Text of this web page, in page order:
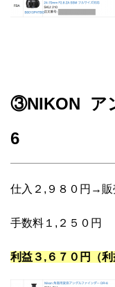
③NIKON ア
6
仕入２,９８０円→販
手数料１,２５０円
利益３,６７０円（利